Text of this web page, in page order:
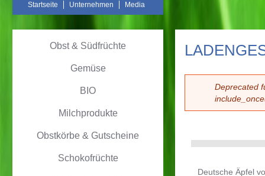
Startseite Unternehmen Media
Obst & Südfrüchte
Gemüse
BIO
Milchprodukte
Obstkörbe & Gutscheine
Schokofrüchte
Deprecated
Deutsche Äpfel